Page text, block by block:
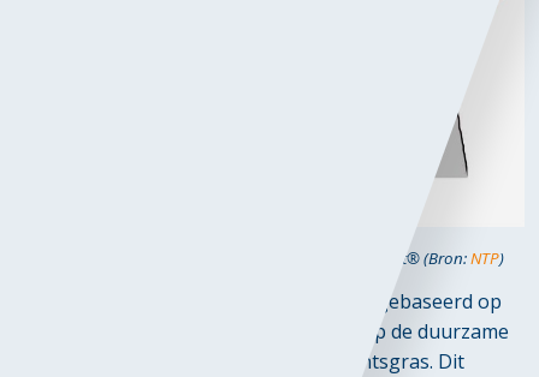
iguur 1. Schematisch overzicht voordelen van Grasfalt® (Bron:NTP)
Het concept van Grasfalt® is niet alleen gebaseerd op
de vervanging van bitumen, maar ook op de duurzame
opslag van CO2 door de teelt van Olifantsgras. Dit